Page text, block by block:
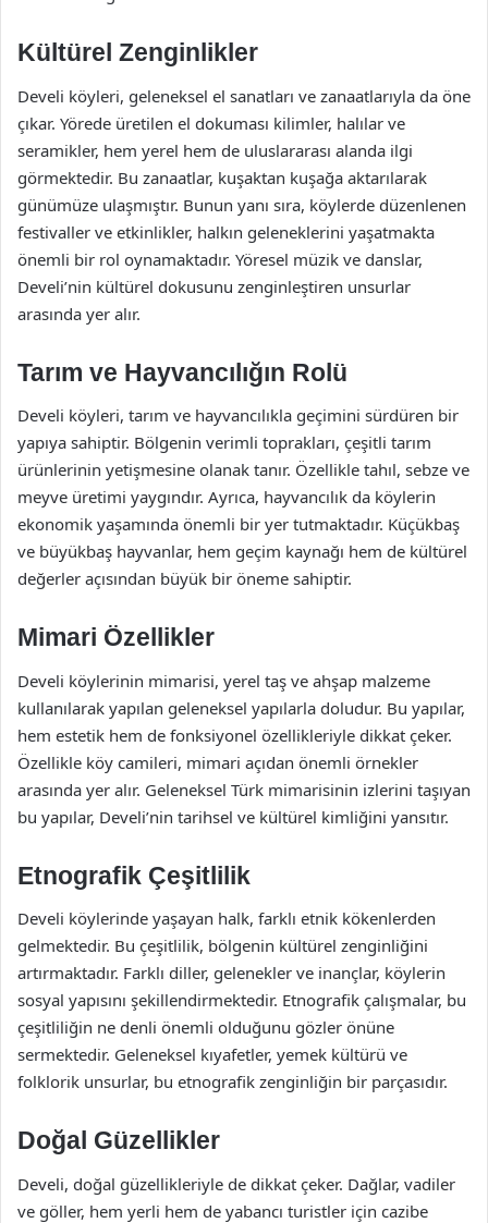
Kültürel Zenginlikler
Develi köyleri, geleneksel el sanatları ve zanaatlarıyla da öne
çıkar. Yörede üretilen el dokuması kilimler, halılar ve
seramikler, hem yerel hem de uluslararası alanda ilgi
görmektedir. Bu zanaatlar, kuşaktan kuşağa aktarılarak
günümüze ulaşmıştır. Bunun yanı sıra, köylerde düzenlenen
festivaller ve etkinlikler, halkın geleneklerini yaşatmakta
önemli bir rol oynamaktadır. Yöresel müzik ve danslar,
Develi’nin kültürel dokusunu zenginleştiren unsurlar
arasında yer alır.
Tarım ve Hayvancılığın Rolü
Develi köyleri, tarım ve hayvancılıkla geçimini sürdüren bir
yapıya sahiptir. Bölgenin verimli toprakları, çeşitli tarım
ürünlerinin yetişmesine olanak tanır. Özellikle tahıl, sebze ve
meyve üretimi yaygındır. Ayrıca, hayvancılık da köylerin
ekonomik yaşamında önemli bir yer tutmaktadır. Küçükbaş
ve büyükbaş hayvanlar, hem geçim kaynağı hem de kültürel
değerler açısından büyük bir öneme sahiptir.
Mimari Özellikler
Develi köylerinin mimarisi, yerel taş ve ahşap malzeme
kullanılarak yapılan geleneksel yapılarla doludur. Bu yapılar,
hem estetik hem de fonksiyonel özellikleriyle dikkat çeker.
Özellikle köy camileri, mimari açıdan önemli örnekler
arasında yer alır. Geleneksel Türk mimarisinin izlerini taşıyan
bu yapılar, Develi’nin tarihsel ve kültürel kimliğini yansıtır.
Etnografik Çeşitlilik
Develi köylerinde yaşayan halk, farklı etnik kökenlerden
gelmektedir. Bu çeşitlilik, bölgenin kültürel zenginliğini
artırmaktadır. Farklı diller, gelenekler ve inançlar, köylerin
sosyal yapısını şekillendirmektedir. Etnografik çalışmalar, bu
çeşitliliğin ne denli önemli olduğunu gözler önüne
sermektedir. Geleneksel kıyafetler, yemek kültürü ve
folklorik unsurlar, bu etnografik zenginliğin bir parçasıdır.
Doğal Güzellikler
Develi, doğal güzellikleriyle de dikkat çeker. Dağlar, vadiler
ve göller, hem yerli hem de yabancı turistler için cazibe